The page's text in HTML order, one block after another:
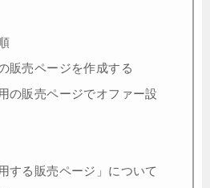
販売ページを作成する
の販売ページでオファー設
する販売ページ」について